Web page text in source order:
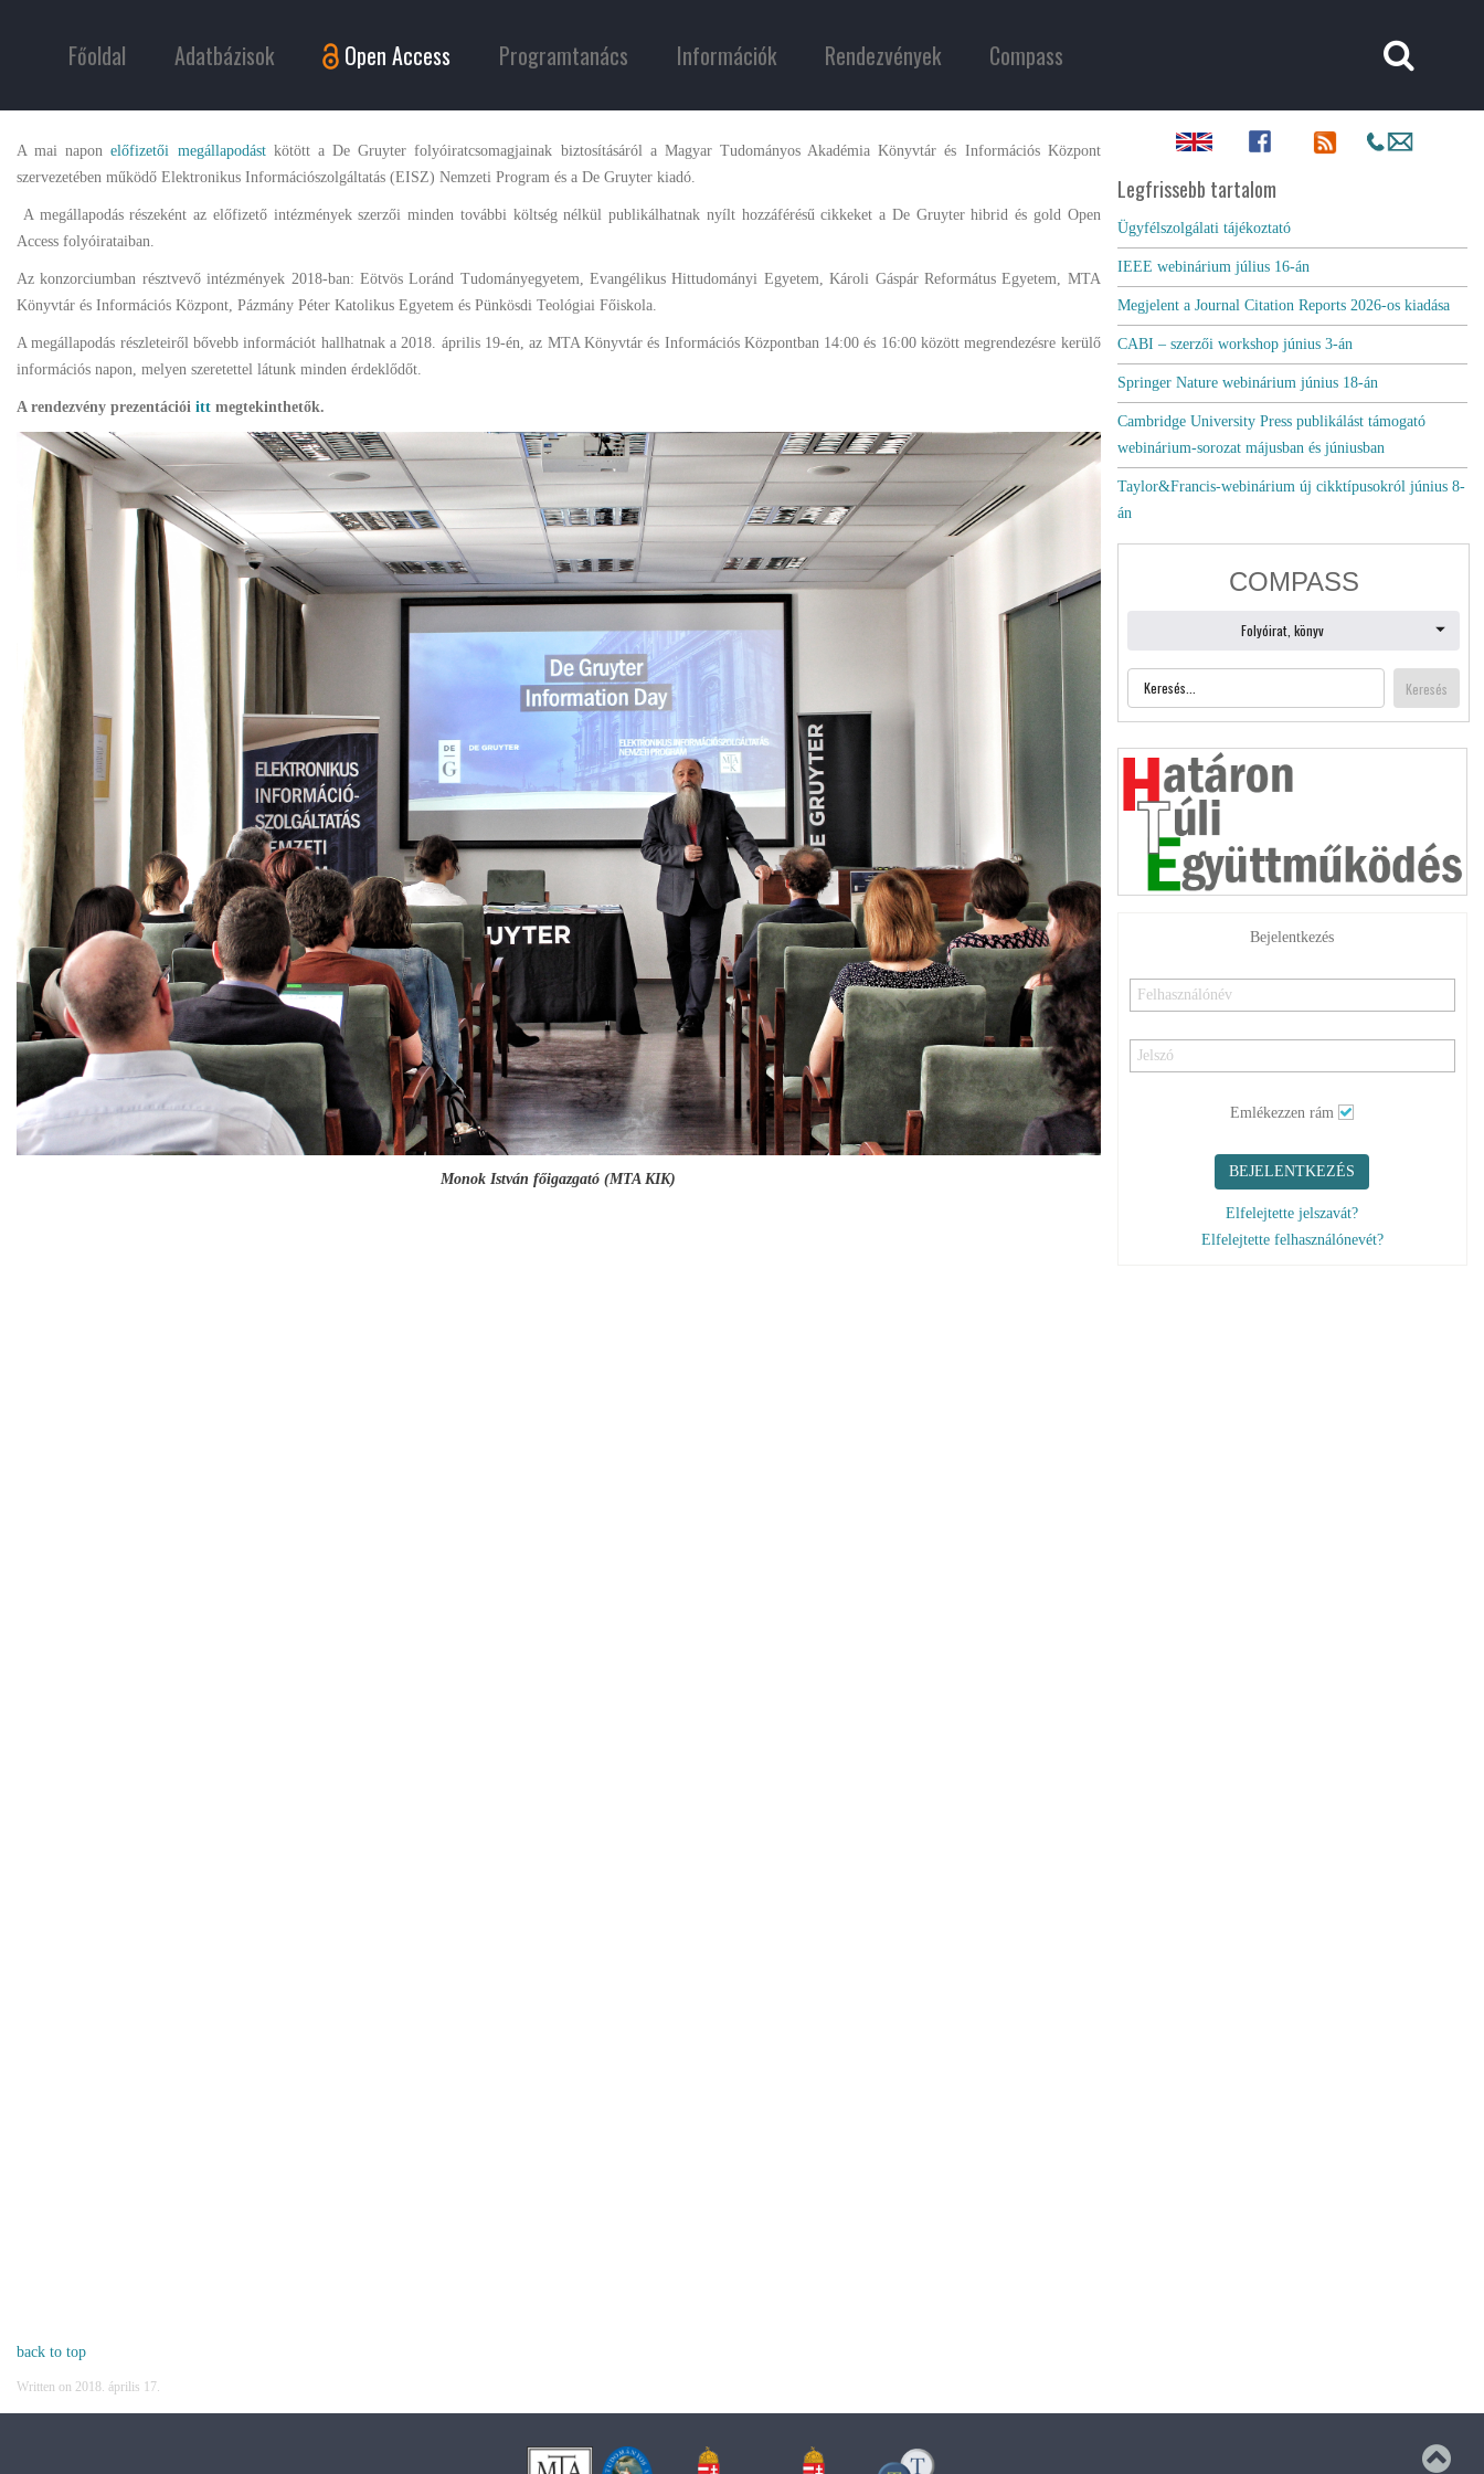
Főoldal Adatbázisok Open Access Programtanács Információk Rendezvények Compass
A mai naponelőfizetői megállapodástkötött a De Gruyter folyóiratcsomagjainak biztosításáról a Magyar Tudományos Akadémia Könyvtár és Információs Központ
szervezetében működő Elektronikus Információszolgáltatás (EISZ) Nemzeti Program és a De Gruyter kiadó.
A megállapodás részeként az előfizető intézmények szerzői minden további költség nélkül publikálhatnak nyílt hozzáférésű cikkeket a De Gruyter hibrid és gold Open
Access folyóirataiban.
Az konzorciumban résztvevő intézmények 2018-ban: Eötvös Loránd Tudományegyetem, Evangélikus Hittudományi Egyetem, Károli Gáspár Református Egyetem, MTA
Könyvtár és Információs Központ, Pázmány Péter Katolikus Egyetem és Pünkösdi Teológiai Főiskola.
A megállapodás részleteiről bővebb információt hallhatnak a 2018. április 19-én, az MTA Könyvtár és Információs Központban 14:00 és 16:00 között megrendezésre kerülő
információs napon, melyen szeretettel látunk minden érdeklődőt.
A rendezvény prezentációi itt megtekinthetők.
Monok István főigazgató (MTA KIK)
back to top
Written on 2018. április 17
Legfrissebb tartalom
Ügyfélszolgálati tájékoztató
IEEE webinárium július 16-án
Megjelent a Journal Citation Reports 2026-os kiadása
CABI – szerzői workshop június 3-án
Springer Nature webinárium június 18-án
Cambridge University Press publikálást támogató
webinárium-sorozat májusban és júniusban
Taylor&Francis-webinárium új cikktípusokról június 8-
án
Bejelentkezés
Emlékezzen rám
BEJELENTKEZÉS
Elfelejtette jelszavát?
Elfelejtette felhasználónevét?